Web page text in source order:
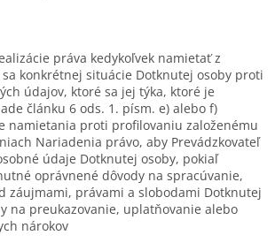
práva kedykoľvek namietať z
konkrétnej situácie Dotknutej osoby proti
údajov, ktoré sa jej týka, ktoré je
článku 6 ods. 1. písm. e) alebo f)
namietania proti profilovaniu založenému
Nariadenia právo, aby Prevádzkovateľ
údaje Dotknutej osoby, pokiaľ
oprávnené dôvody na spracúvanie,
záujmami, právami a slobodami Dotknutej
na preukazovanie, uplatňovanie alebo
nárokov